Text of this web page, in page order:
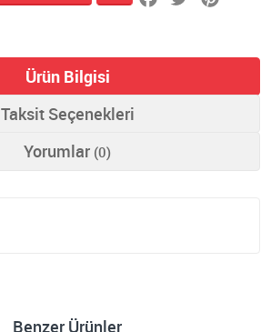
Ürün Bilgisi
Taksit Seçenekleri
Yorumlar (0)
Benzer Ürünler